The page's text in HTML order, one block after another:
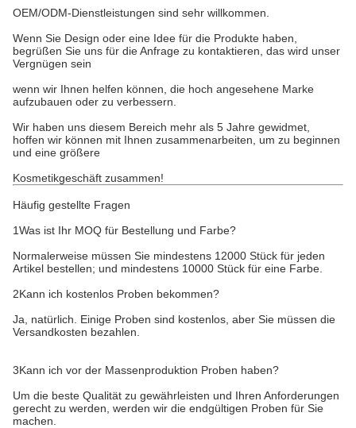
OEM/ODM-Dienstleistungen sind sehr willkommen.
Wenn Sie Design oder eine Idee für die Produkte haben,
begrüßen Sie uns für die Anfrage zu kontaktieren, das wird unser
Vergnügen sein
wenn wir Ihnen helfen können, die hoch angesehene Marke
aufzubauen oder zu verbessern.
Wir haben uns diesem Bereich mehr als 5 Jahre gewidmet,
hoffen wir können mit Ihnen zusammenarbeiten, um zu beginnen
und eine größere
Kosmetikgeschäft zusammen!
Häufig gestellte Fragen
1Was ist Ihr MOQ für Bestellung und Farbe?
Normalerweise müssen Sie mindestens 12000 Stück für jeden
Artikel bestellen; und mindestens 10000 Stück für eine Farbe.
2Kann ich kostenlos Proben bekommen?
Ja, natürlich. Einige Proben sind kostenlos, aber Sie müssen die
Versandkosten bezahlen.
3Kann ich vor der Massenproduktion Proben haben?
Um die beste Qualität zu gewährleisten und Ihren Anforderungen
gerecht zu werden, werden wir die endgültigen Proben für Sie
machen.